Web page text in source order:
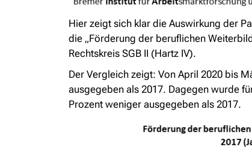
Hier zeigt sich klar die Auswirkung der
die „Förderung der beruflichen
Rechtskreis SGB II (Hartz IV).
Der Vergleich zeigt: Von April 2020 bis
ausgegeben als 2017. Dagegen wurde
Prozent weniger ausgegeben als 2017.